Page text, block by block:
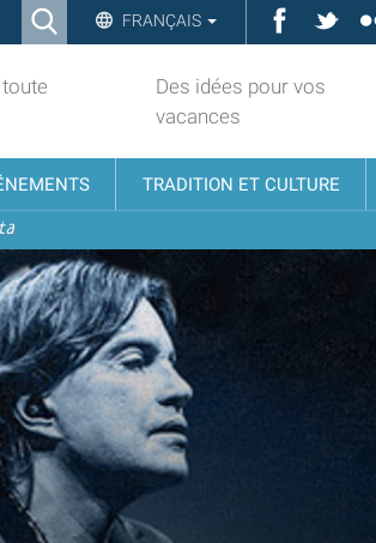
Ricerca
Search…
FRANÇAIS Facebook
Des idées pour vos
vacances
TRADITION ET CULTURE